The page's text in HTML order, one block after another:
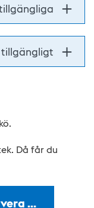
tillgängligt
Då får du
…